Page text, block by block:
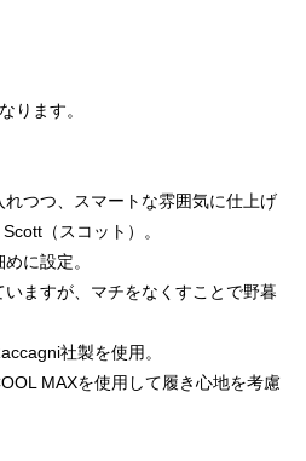
ります。
つつ、スマートな雰囲気に仕上げ
（スコット）。
に設定。
ますが、マチをなくすことで野暮
社製を使用。
MAXを使用して履き心地を考慮